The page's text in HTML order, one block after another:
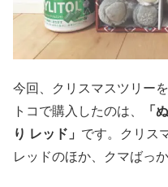
今回、クリスマスツリー
トコで購入したのは、
「
り レッド」 です。クリス
レッドのほか、クマばっ